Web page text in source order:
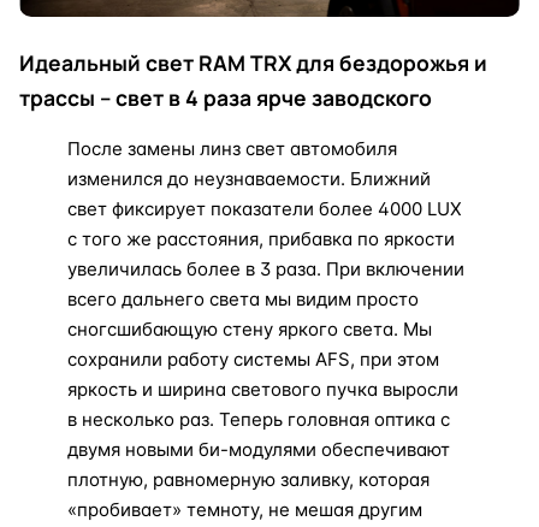
Идеальный свет RAM TRX для бездорожья и
трассы – свет в 4 раза ярче заводского
После замены линз свет автомобиля
изменился до неузнаваемости. Ближний
свет фиксирует показатели более 4000 LUX
с того же расстояния, прибавка по яркости
увеличилась более в 3 раза. При включении
всего дальнего света мы видим просто
сногсшибающую стену яркого света. Мы
сохранили работу системы AFS, при этом
яркость и ширина светового пучка выросли
в несколько раз. Теперь головная оптика с
двумя новыми би-модулями обеспечивают
плотную, равномерную заливку, которая
«пробивает» темноту, не мешая другим